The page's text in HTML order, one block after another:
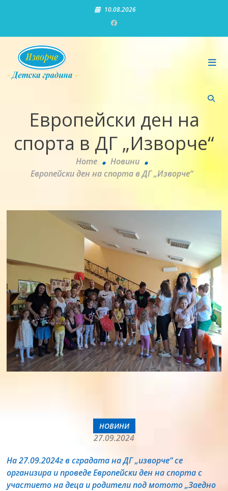
10.08.2026
Детска градина "Изворче"
Европейски ден на
спорта в ДГ „Изворче“
Home
Новини
Европейски ден на спорта в ДГ „Изворче“
НОВИНИ
27.09.2024
На 27.09.2024г в сградата на ДГ „изворче“ се
организира и проведе Европейски ден на спорта с
участието на деца и родители под мотото „Заедно